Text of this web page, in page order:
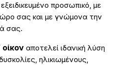
προσωπικό, με
σας και με γνώμονα την
σας.
αποτελεί ιδανική λύση
ηλικιωμένους,